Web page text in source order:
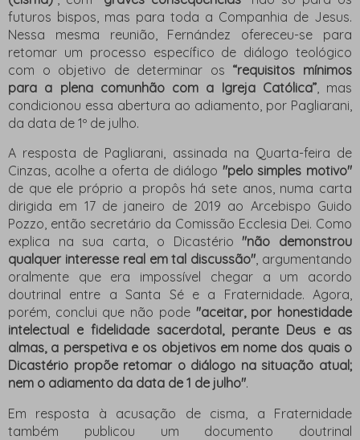
futuros bispos, mas para toda a Companhia de Jesus.
Nessa mesma reunião, Fernández ofereceu-se para
retomar um processo específico de diálogo teológico
com o objetivo de determinar os “requisitos mínimos
para a plena comunhão com a Igreja Católica”, mas
condicionou essa abertura ao adiamento, por Pagliarani,
da data de 1º de julho.
A resposta de Pagliarani, assinada na Quarta-feira de
Cinzas, acolhe a oferta de diálogo "pelo simples motivo"
de que ele próprio a propôs há sete anos, numa carta
dirigida em 17 de janeiro de 2019 ao Arcebispo Guido
Pozzo, então secretário da Comissão Ecclesia Dei. Como
explica na sua carta, o Dicastério"não demonstrou
qualquer interesse real em tal discussão", argumentando
oralmente que era impossível chegar a um acordo
doutrinal entre a Santa Sé e a Fraternidade. Agora,
porém, conclui que não pode "aceitar, por honestidade
intelectual e fidelidade sacerdotal, perante Deus e as
almas, a perspetiva e os objetivos em nome dos quais o
Dicastério propõe retomar o diálogo na situação atual;
nem o adiamento da data de 1 de julho".
Em resposta à acusação de cisma, a Fraternidade
também publicou um documento doutrinal